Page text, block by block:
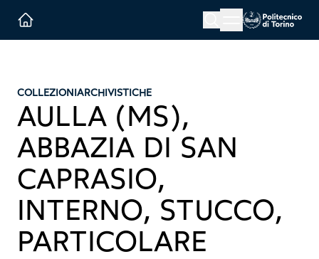
Menu button
COLLEZIONIARCHIVISTICHE
AULLA (MS),
ABBAZIA DI SAN
CAPRASIO,
INTERNO, STUCCO,
PARTICOLARE